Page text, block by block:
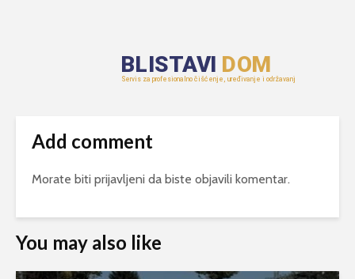
Add comment
Morate biti prijavljeni da biste objavili komentar.
You may also like